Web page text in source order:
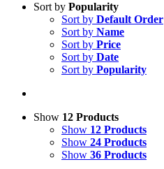
Sort by Popularity
Sort by Default Order
Sort by Name
Sort by Price
Sort by Date
Sort by Popularity
Show 12 Products
Show 12 Products
Show 24 Products
Show 36 Products